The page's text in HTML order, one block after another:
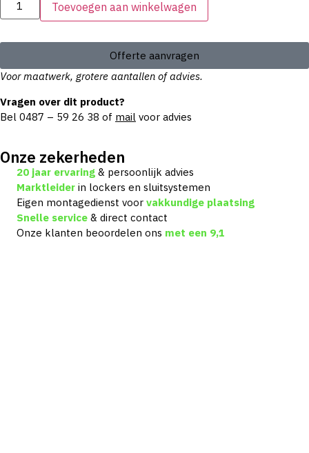
Toevoegen aan winkelwagen
Offerte aanvragen
Voor maatwerk, grotere aantallen of advies.
Vragen over dit product?
Bel 0487 – 59 26 38 of mail voor advies
Onze zekerheden
20 jaar ervaring& persoonlijk advies
Marktleiderin lockers en sluitsystemen
Eigen montagedienst voor vakkundige plaatsing
Snelle service& direct contact
Onze klanten beoordelen ons met een 9,1